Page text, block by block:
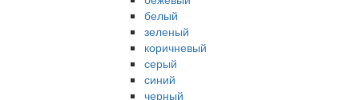
белый
зеленый
коричневый
серый
синий
черный